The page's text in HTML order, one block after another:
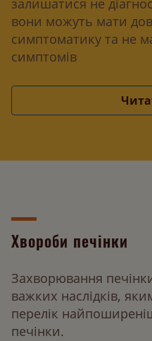
залишатися не
вони можуть мати
симптоматику та не
симптомів
Хвороби печінки
Захворювання
важких наслідків,
перелік
печінки.